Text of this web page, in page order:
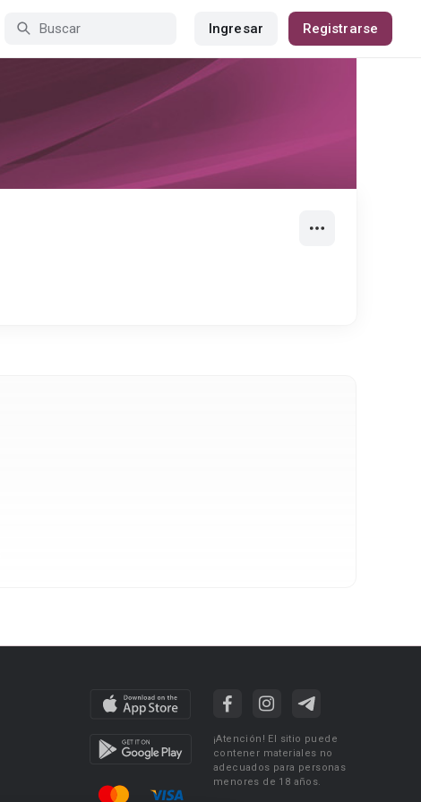
Ingresar Registrarse
¡Atención! El sitio puede
contener materiales no
adecuados para personas
menores de 18 años.